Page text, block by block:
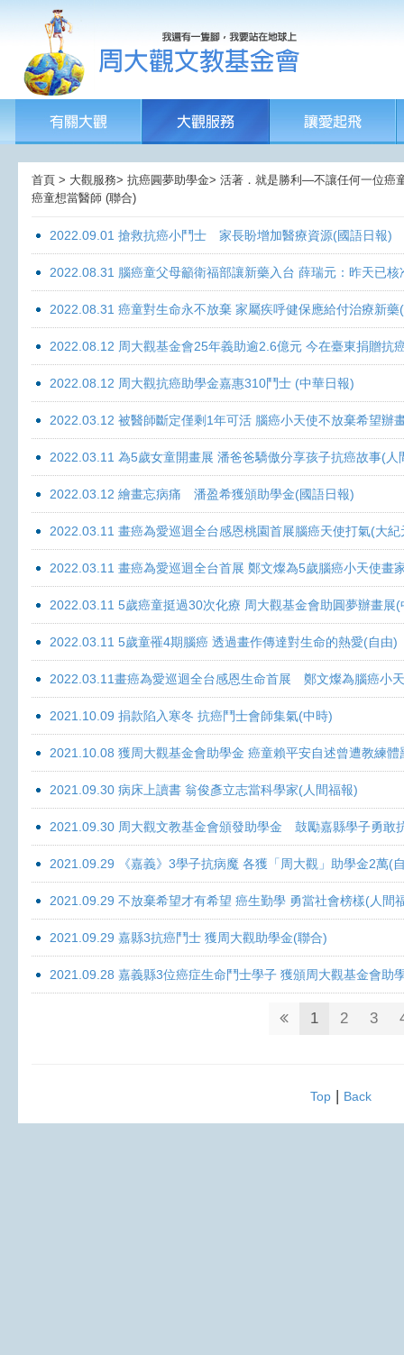
首頁 > 大觀服務> 抗癌圓夢助學金> 活著．就是勝利—不讓任何一位癌
癌童想當醫師 (聯合)
2022.09.01 搶救抗癌小鬥士 家長盼增加醫療資源(國語日報)
2022.08.31 腦癌童父母籲衛福部讓新藥入台 薛瑞元：昨天已
2022.08.31 癌童對生命永不放棄 家屬疾呼健保應給付治療新藥
2022.08.12 周大觀基金會25年義助逾2.6億元 今在臺東捐贈抗
2022.08.12 周大觀抗癌助學金嘉惠310鬥士 (中華日報)
2022.03.12 被醫師斷定僅剩1年可活 腦癌小天使不放棄希望辦
2022.03.11 為5歲女童開畫展 潘爸爸驕傲分享孩子抗癌故事(人
2022.03.12 繪畫忘病痛 潘盈希獲頒助學金(國語日報)
2022.03.11 畫癌為愛巡迴全台感恩桃園首展腦癌天使打氣(大紀
2022.03.11 畫癌為愛巡迴全台首展 鄭文燦為5歲腦癌小天使畫
2022.03.11 5歲癌童挺過30次化療 周大觀基金會助圓夢辦畫展
2022.03.11 5歲童罹4期腦癌 透過畫作傳達對生命的熱愛(自由)
2022.03.11畫癌為愛巡迴全台感恩生命首展 鄭文燦為腦癌小
2021.10.09 捐款陷入寒冬 抗癌鬥士會師集氣(中時)
2021.10.08 獲周大觀基金會助學金 癌童賴平安自述曾遭教練體
2021.09.30 病床上讀書 翁俊彥立志當科學家(人間福報)
2021.09.30 周大觀文教基金會頒發助學金 鼓勵嘉縣學子勇敢
2021.09.29 《嘉義》3學子抗病魔 各獲「周大觀」助學金2萬(
2021.09.29 不放棄希望才有希望 癌生勤學 勇當社會榜樣(人間
2021.09.29 嘉縣3抗癌鬥士 獲周大觀助學金(聯合)
2021.09.28 嘉義縣3位癌症生命鬥士學子 獲頒周大觀基金會助
1 2 3
Top| Back